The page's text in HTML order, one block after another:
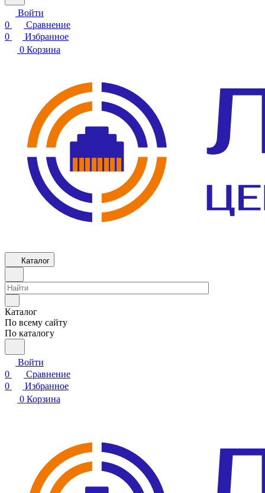
Войти
0
Сравнение
0
Избранное
0 Корзина
Каталог
Каталог
По всему сайту
По каталогу
Войти
0
Сравнение
0
Избранное
0 Корзина